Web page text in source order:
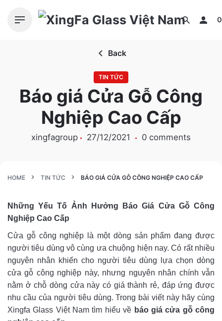
0
Back
TIN TỨC
Báo giá Cửa Gỗ Công
Nghiệp Cao Cấp
xingfagroup 27/12/2021 0 comments
HOME TIN TỨC BÁO GIÁ CỬA GỖ CÔNG NGHIỆP CAO CẤP
Những Yếu Tố Ảnh Hưởng Báo Giá Cửa Gỗ Công
Nghiệp Cao Cấp
Cửa gỗ công nghiệp là một dòng sản phẩm đang được
người tiêu dùng vô cùng ưa chuộng hiện nay. Có rất nhiều
nguyên nhân khiến cho người tiêu dùng lựa chọn dòng
cửa gỗ công nghiệp này, nhưng nguyên nhân chính vẫn
nằm ở chỗ dòng cửa này có giá thành rẻ, đáp ứng được
nhu cầu của người tiêu dùng. Trong bài viết này hãy cùng
Xingfa Glass Việt Nam tìm hiểu về báo giá cửa gỗ công